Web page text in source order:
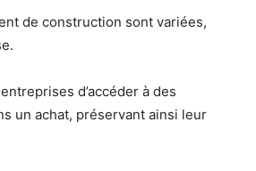
de construction sont variées,
d’accéder à des
un achat, préservant ainsi leur